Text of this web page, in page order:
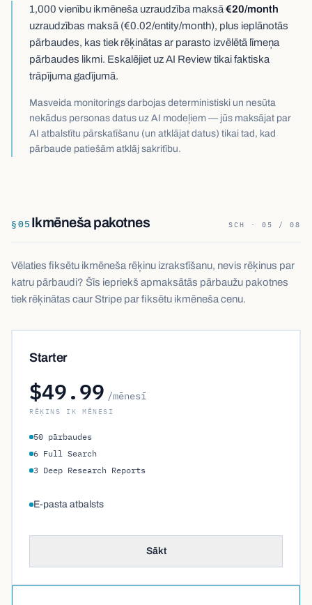
1,000 vienību ikmēneša uzraudzība maksā €20/month
uzraudzības maksā (€0.02/entity/month), plus ieplānotās
pārbaudes, kas tiek rēķinātas ar parasto izvēlētā līmeņa
pārbaudes likmi. Eskalējiet uz AI Review tikai faktiska
trāpījuma gadījumā.
Masveida monitorings darbojas deterministiski un nesūta
nekādus personas datus uz AI modeļiem — jūs maksājat par
AI atbalstītu pārskatīšanu (un atklājat datus) tikai tad, kad
pārbaude patiešām atklāj sakritību.
§05 Ikmēneša pakotnes SCH · 05 / 08
Vēlaties fiksētu ikmēneša rēķinu izrakstīšanu, nevis rēķinus par
katru pārbaudi? Šīs iepriekš apmaksātās pārbaužu pakotnes
tiek rēķinātas caur Stripe par fiksētu ikmēneša cenu.
Starter
$49.99 /mēnesī
RĒĶINS IK MĒNESI
50 pārbaudes
6 Full Search
3 Deep Research Reports
E-pasta atbalsts
Sākt